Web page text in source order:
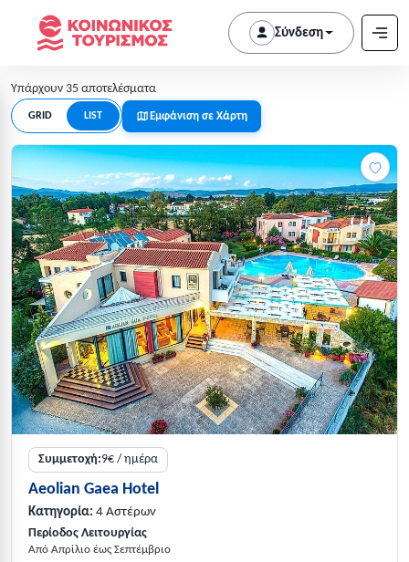
Σύνδεση
Υπάρχουν 35 αποτελέσματα
GRID LIST Εμφάνιση σε Χάρτη
Συμμετοχή:9€ / ημέρα
Aeolian Gaea Hotel
Κατηγορία: 4 Αστέρων
Περίοδος Λειτουργίας
Από Απρίλιο έως Σεπτέμβριο